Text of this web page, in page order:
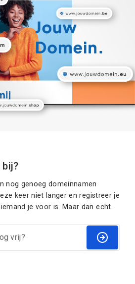
bij?
nog genoeg domeinnamen
keer niet langer en registreer je
je voor is. Maar dan echt.